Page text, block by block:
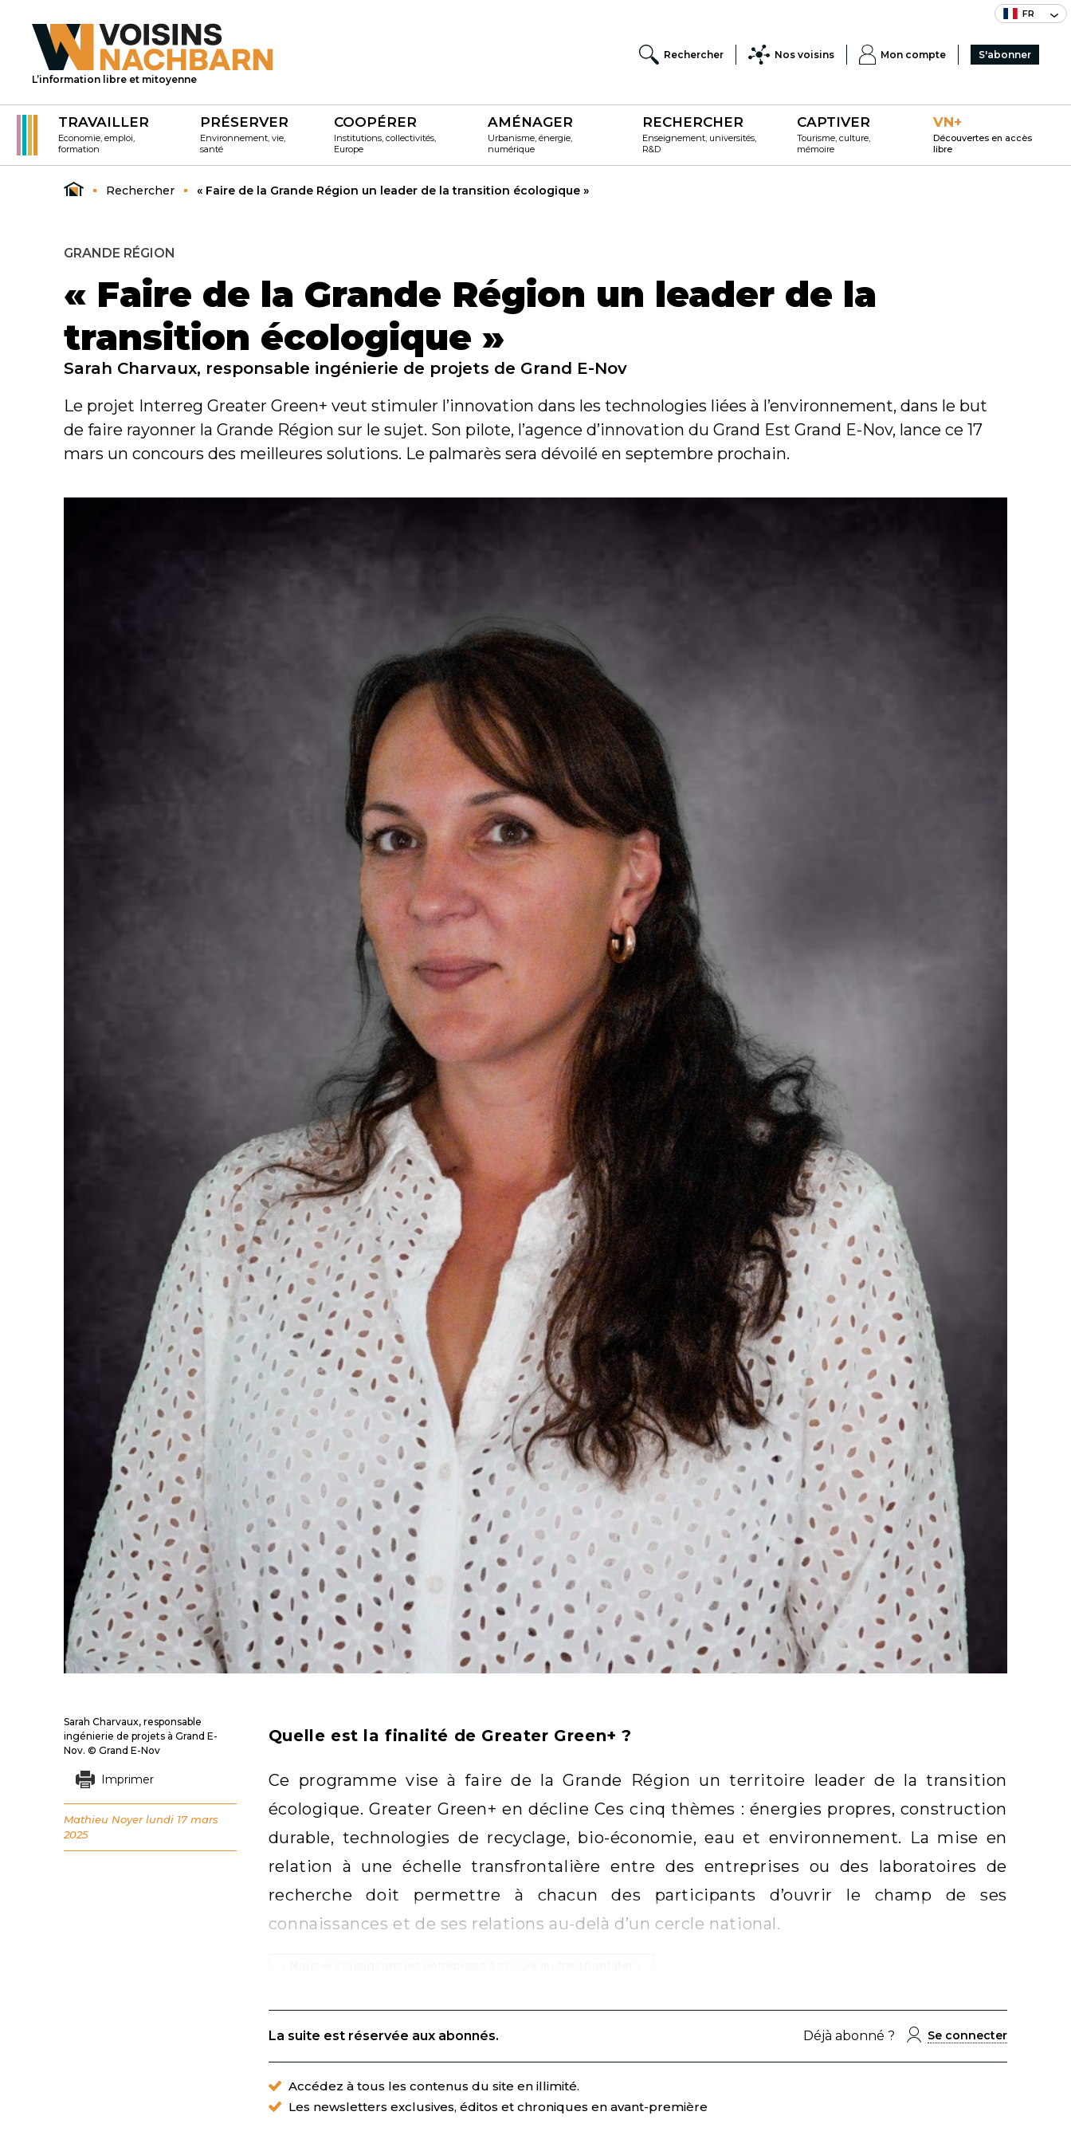
FR
L’information libre et mitoyenne
Rechercher Nos voisins Mon compte S'abonner
TRAVAILLER
Economie, emploi,
formation
PRÉSERVER
Environnement, vie,
santé
COOPÉRER
Institutions, collectivités,
Europe
AMÉNAGER
Urbanisme, énergie,
numérique
RECHERCHER
Enseignement, universités,
R&D
CAPTIVER
Tourisme, culture,
mémoire
VN+
Découvertes en accès
libre
Rechercher « Faire de la Grande Région un leader de la transition écologique »
GRANDE RÉGION
« Faire de la Grande Région un leader de la
transition écologique »
Sarah Charvaux, responsable ingénierie de projets de Grand E-Nov
Le projet Interreg Greater Green+ veut stimuler l’innovation dans les technologies liées à l’environnement, dans le but
de faire rayonner la Grande Région sur le sujet. Son pilote, l’agence d’innovation du Grand Est Grand E-Nov, lance ce 17
mars un concours des meilleures solutions. Le palmarès sera dévoilé en septembre prochain.
Quelle est la finalité de Greater Green+ ?
Ce programme vise à faire de la Grande Région un territoire leader de la transition
écologique. Greater Green+ en décline Ces cinq thèmes : énergies propres, construction
durable, technologies de recyclage, bio-économie, eau et environnement. La mise en
relation à une échelle transfrontalière entre des entreprises ou des laboratoires de
recherche doit permettre à chacun des participants d’ouvrir le champ de ses
connaissances et de ses relations au-delà d’un cercle national.
La suite est réservée aux abonnés. Déjà abonné ? Se connecter
Accédez à tous les contenus du site en illimité.
Les newsletters exclusives, éditos et chroniques en avant-première
Sarah Charvaux, responsable
ingénierie de projets à Grand E-
Nov. © Grand E-Nov
Imprimer
Mathieu Noyer lundi 17 mars
2025